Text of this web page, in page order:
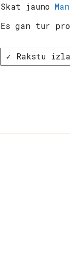
Skat jauno
Es gan tur
✓ Rakstu